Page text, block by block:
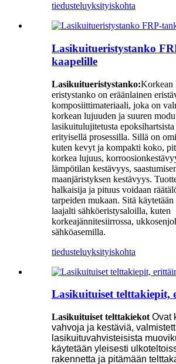
tiedusteluyksityiskohta
Lasikuitueristystanko
kaapelille
Lasikuitueristystanko:Korkean
eristystanko on eräänlainen
komposiittimateriaali, joka on
korkean lujuuden ja suuren
lasikuitulujitetusta
erityisellä prosessilla. Sillä on
kuten kevyt ja kompakti koko,
korkea lujuus,
lämpötilan kestävyys,
maanjäristyksen kestävyys.
halkaisija ja pituus voidaan
tarpeiden mukaan. Sitä
laajalti sähköeristysaloilla, kuten
korkeajännitesiirrossa,
sähköasemilla.
tiedusteluyksityiskohta
Lasikuituiset telttakiepit,
Lasikuituiset telttakiekot Ovat
vahvoja ja kestäviä,
lasikuituvahvisteisista
käytetään yleisesti
rakennetta ja pitämään